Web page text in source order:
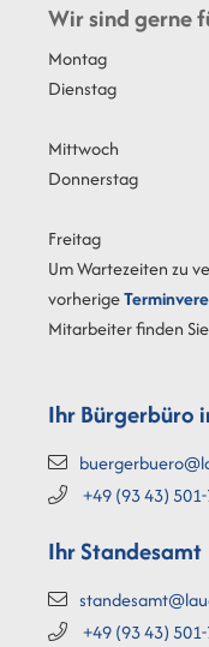
Wir sind gerne
Montag
Dienstag
Mittwoch
Donnerstag
Freitag
Um Wartezeiten zu
vorherige
Mitarbeiter finden Sie
Ihr Bürgerbüro
+49 (9343)
Ihr Standesamt
+49 (9343)